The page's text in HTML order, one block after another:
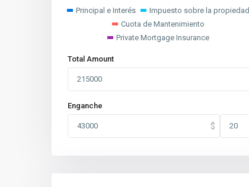
Principal e Interés
Impuesto sobre la propiedad
Cuota de Mantenimiento
Private Mortgage Insurance
Total Amount
Enganche